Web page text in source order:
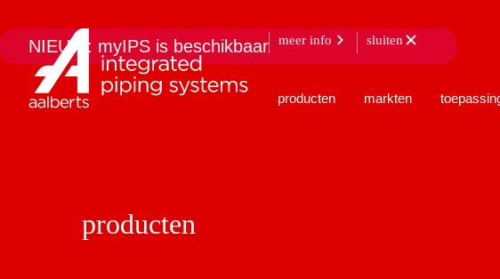
NIEUW: myIPS is beschikbaar meer info sluiten
producten markten
producten